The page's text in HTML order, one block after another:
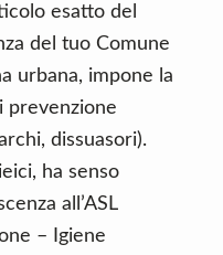
esatto del
del tuo Comune
urbana, impone la
prevenzione
dissuasori).
ha senso
all’ASL
– Igiene